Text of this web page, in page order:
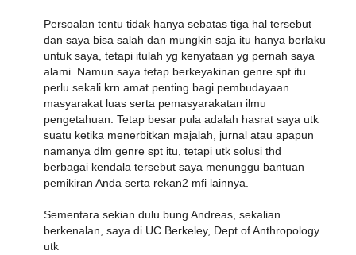
Persoalan tentu tidak hanya sebatas tiga hal tersebut
dan saya bisa salah dan mungkin saja itu hanya berlaku
untuk saya, tetapi itulah yg kenyataan yg pernah saya
alami. Namun saya tetap berkeyakinan genre spt itu
perlu sekali krn amat penting bagi pembudayaan
masyarakat luas serta pemasyarakatan ilmu
pengetahuan. Tetap besar pula adalah hasrat saya utk
suatu ketika menerbitkan majalah, jurnal atau apapun
namanya dlm genre spt itu, tetapi utk solusi thd
berbagai kendala tersebut saya menunggu bantuan
pemikiran Anda serta rekan2 mfi lainnya.
Sementara sekian dulu bung Andreas, sekalian
berkenalan, saya di UC Berkeley, Dept of Anthropology
utk